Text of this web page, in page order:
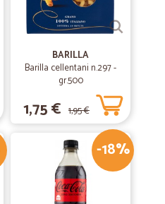
BARILLA
Barilla cellentani n.297 -
gr.500
1,75 € 1,95 €
-18%